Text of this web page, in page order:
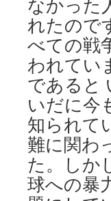
なかった
れたので
べての戦
われてい
であると
いだに今
知られて
難に関わ
た。しか
球への暴